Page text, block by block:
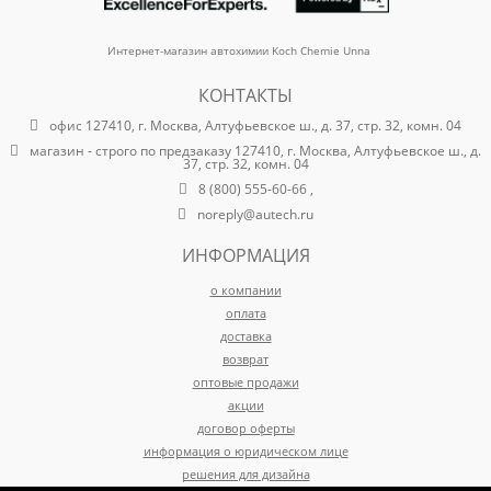
Интернет-магазин автохимии Koch Chemie Unna
КОНТАКТЫ
офис 127410, г. Москва, Алтуфьевское ш., д. 37, стр. 32, комн. 04
магазин - строго по предзаказу 127410, г. Москва, Алтуфьевское ш., д.
37, стр. 32, комн. 04
8 (800) 555-60-66 ,
noreply@autech.ru
ИНФОРМАЦИЯ
о компании
оплата
доставка
возврат
оптовые продажи
акции
договор оферты
информация о юридическом лице
решения для дизайна